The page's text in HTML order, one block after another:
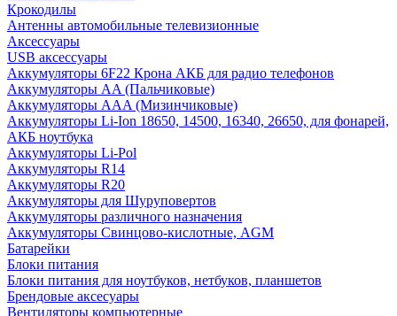
Крокодилы
Антенны автомобильные телевизионные
Аксессуары
USB аксессуары
Аккумуляторы 6F22 Крона АКБ для радио телефонов
Аккумуляторы AA (Пальчиковые)
Аккумуляторы AAA (Мизинчиковые)
Аккумуляторы Li-Ion 18650, 14500, 16340, 26650, для фонарей,
АКБ ноутбука
Аккумуляторы Li-Pol
Аккумуляторы R14
Аккумуляторы R20
Аккумуляторы для Шуруповертов
Аккумуляторы различного назначения
Аккумуляторы Свинцово-кислотные, AGM
Батарейки
Блоки питания
Блоки питания для ноутбуков, нетбуков, планшетов
Брендовые аксесуары
Вентиляторы компьютерные